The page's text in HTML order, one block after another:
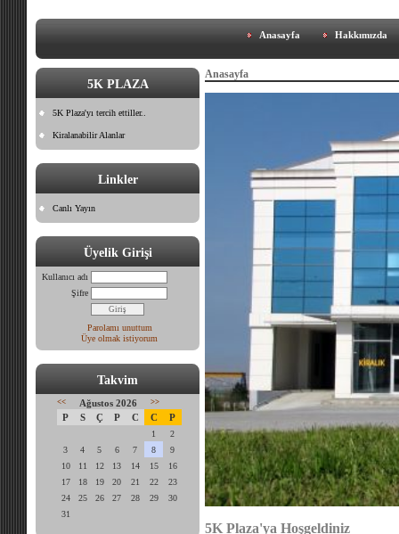
Anasayfa Hakkımızda
5K PLAZA
5K Plaza'yı tercih ettiller..
Kiralanabilir Alanlar
Linkler
Canlı Yayın
Üyelik Girişi
Kullanıcı adı
Şifre
Parolamı unuttum
Üye olmak istiyorum
Takvim
<< Ağustos 2026 >>
P S Ç P C C P
1
2
3
4 5 6 7 8
9
10
11 12 13 14 15
16
17
18 19 20 21 22
23
24
25 26 27 28 29
30
31
Anasayfa
5K Plaza'ya Hoşgeldiniz